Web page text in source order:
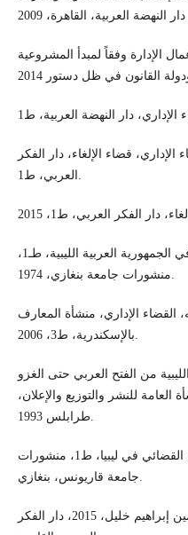
الإدارة وفقاً لمبدأ المشروعية
القانون في ظل دستور 2014
قضاء الإلغاء، دار الفكر
العربي، ط1.
صبيح بشير مسكوني، القضاء الإداري في الجمهورية العربية الليبية، طـ1،
منشورات جامعة بنغازي، 1974.
القضاء الإداري، منشأة المعارف
بالإسكندرية، ط3، 2006.
من الفتح العربي حتى الغزو
المنشأة العامة للنشر والتوزيع والإعلان،
طرابلس 1993.
عبد المنعم عبد العظيم جيرة، التنظيم القضائي في ليبيا، ط1، منشورات
جامعة قاريونس، بنغازي.
عبد الناصر أبو سلمان، ود. حسين إبراهيم خليل، 2015، دار الفكر